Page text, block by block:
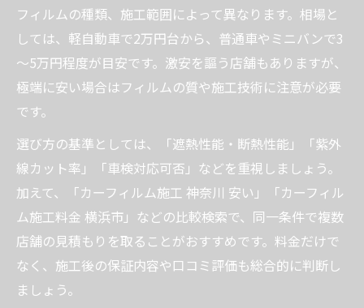
フィルムの種類、施工範囲によって異なります。相場と
しては、軽自動車で2万円台から、普通車やミニバンで3
～5万円程度が目安です。激安を謳う店舗もありますが、
極端に安い場合はフィルムの質や施工技術に注意が必要
です。
選び方の基準としては、「遮熱性能・断熱性能」「紫外
線カット率」「車検対応可否」などを重視しましょう。
加えて、「カーフィルム施工 神奈川 安い」「カーフィル
ム施工料金 横浜市」などの比較検索で、同一条件で複数
店舗の見積もりを取ることがおすすめです。料金だけで
なく、施工後の保証内容や口コミ評価も総合的に判断し
ましょう。